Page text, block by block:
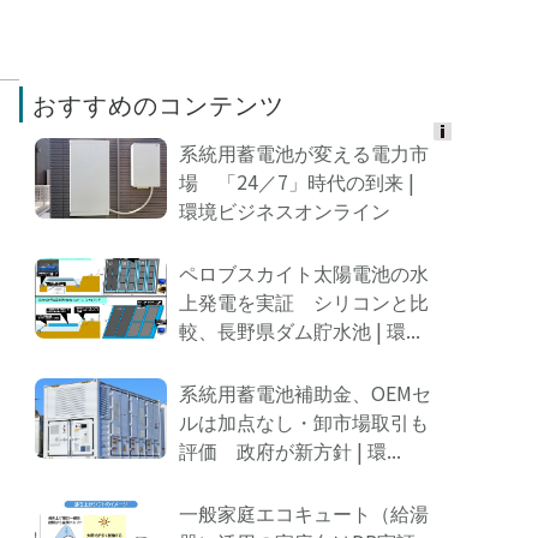
おすすめのコンテンツ
系統用蓄電池が変える電力市
場 「24／7」時代の到来 |
環境ビジネスオンライン
ペロブスカイト太陽電池の水
上発電を実証 シリコンと比
較、長野県ダム貯水池 | 環...
系統用蓄電池補助金、OEMセ
ルは加点なし・卸市場取引も
評価 政府が新方針 | 環...
一般家庭エコキュート（給湯